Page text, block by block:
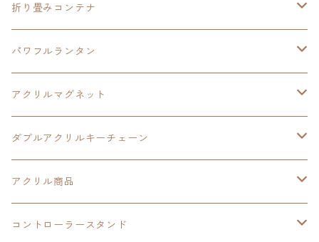
閃の軌跡Ⅳ
黎の軌跡Ⅱ
碧の軌跡：改
閃の軌跡Ⅲ
軌跡シリーズ20周年記念
40周年記念
ワイヤレス充電スマホスタンド
黎の軌跡
折り畳みコンテナ
黎の軌跡Ⅱ
イースⅧ
イースⅩ
創の軌跡
パワフルランタン
創の軌跡
アクリルマグネット
創の軌跡
界の軌跡
ダブルアクリルキーチェーン
創の軌跡
アクリル商品
LEDアクリルカード
コントローラースタンド